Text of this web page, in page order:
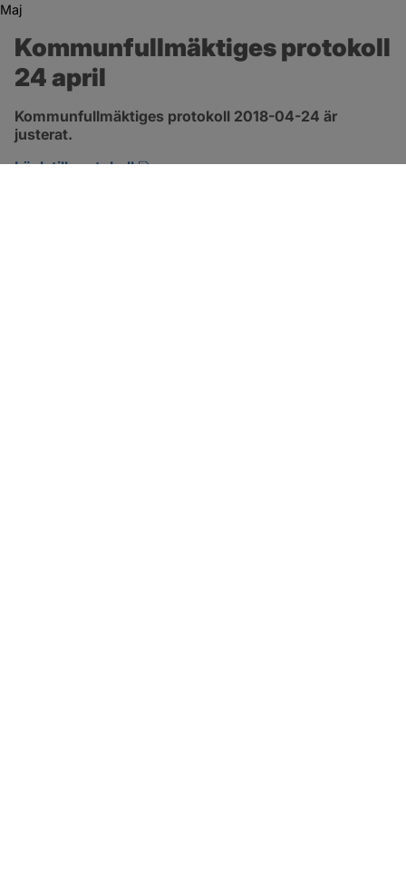
Maj
Kommunfullmäktiges protokoll
24 april
Kommunfullmäktiges protokoll 2018-04-24 är
justerat.
Länk till protokoll
pdf, 2.9 MB, öppnas i nytt fönster.